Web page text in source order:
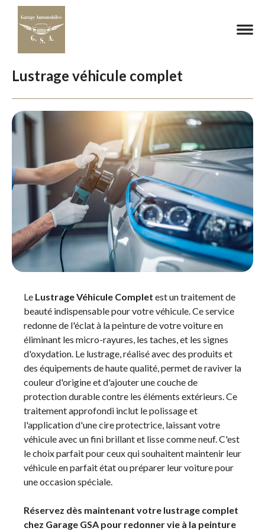
Lustrage véhicule complet
Le Lustrage Véhicule Complet est un traitement de
beauté indispensable pour votre véhicule. Ce service
redonne de l'éclat à la peinture de votre voiture en
éliminant les micro-rayures, les taches, et les signes
d'oxydation. Le lustrage, réalisé avec des produits et
des équipements de haute qualité, permet de raviver la
couleur d'origine et d'ajouter une couche de
protection durable contre les éléments extérieurs. Ce
traitement approfondi inclut le polissage et
l'application d'une cire protectrice, laissant votre
véhicule avec un fini brillant et lisse comme neuf. C'est
le choix parfait pour ceux qui souhaitent maintenir leur
véhicule en parfait état ou préparer leur voiture pour
une occasion spéciale.
Réservez dès maintenant votre lustrage complet
chez Garage GSA pour redonner vie à la peinture